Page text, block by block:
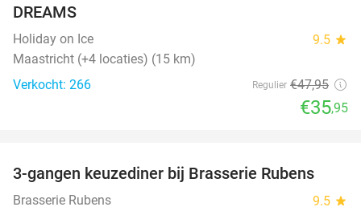
DREAMS
Holiday on Ice 9.5 star
Maastricht (+4 locaties) (15 km)
Verkocht: 266
Regulier €47,95
€35,95
42%
3-gangen keuzediner bij Brasserie Rubens
Brasserie Rubens 9.5 star